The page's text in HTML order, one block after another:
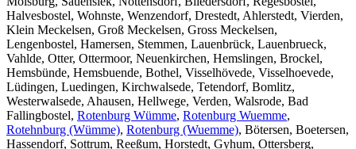
Halvesbostel, Wohnste, Wenzendorf, Drestedt, Ahlerstedt, Vierden,
Klein Meckelsen, Groß Meckelsen, Gross Meckelsen,
Lengenbostel, Hamersen, Stemmen, Lauenbrück, Lauenbrueck,
Vahlde, Otter, Ottermoor, Neuenkirchen, Hemslingen, Brockel,
Hemsbünde, Hemsbuende, Bothel, Visselhövede, Visselhoevede,
Lüdingen, Luedingen, Kirchwalsede, Tetendorf, Bomlitz,
Westerwalsede, Ahausen, Hellwege, Verden, Walsrode, Bad
Fallingbostel, Rotenburg Wümme, Rotenburg Wuemme,
Rotehnburg (Wümme), Rotenburg (Wuemme), Bötersen, Boetersen,
Hassendorf, Sottrum, Reeßum, Horstedt, Gyhum, Ottersberg,